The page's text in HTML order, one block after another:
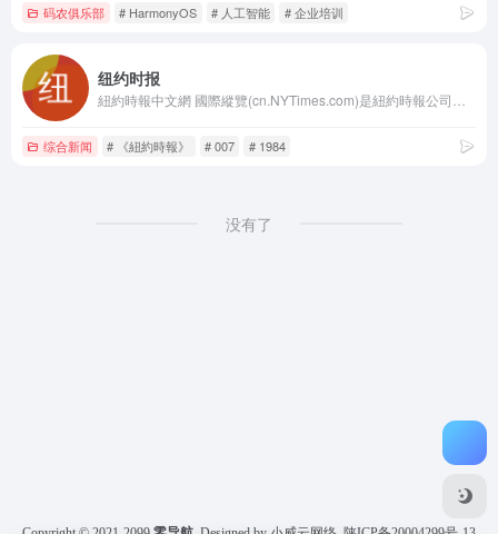
码农俱乐部 # HarmonyOS # 人工智能 # 企业培训
纽约时报
综合新闻 # 《紐約時報》 # 007 # 1984
没有了